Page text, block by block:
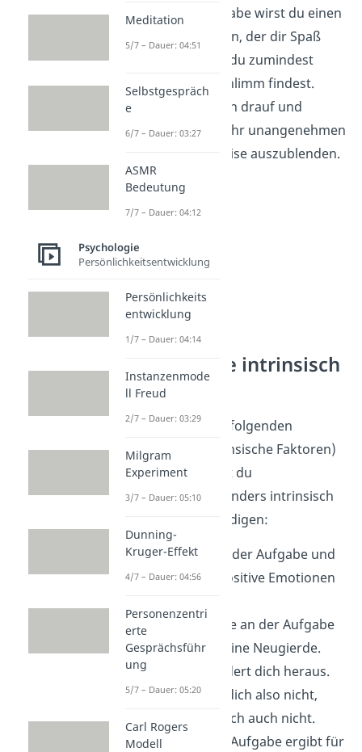
(fast) jeder Aufgabe wirst du einen
kleinen Teil finden, der dir Spaß
macht oder den du zumindest
nicht ganz so schlimm findest.
Konzentriere dich drauf und
versuche, den sehr unangenehmen
Teil auf diese Weise auszublenden.
Aufgaben, die intrinsisch
motivieren
Wenn Aufgaben die folgenden
Eigenschaften (Intrinsische Faktoren)
aufweisen, dann bist du
wahrscheinlich besonders intrinsisch
motiviert, sie zu erledigen:
Du hast Spaß an der Aufgabe und
sie ruft bei dir positive Emotionen
Du hast Interesse an der Aufgabe
und sie weckt deine Neugierde.
Die Aufgabe fordert dich heraus.
Sie überfordert dich also nicht,
aber langweilt dich auch nicht.
Das Erfüllen der Aufgabe ergibt für
Meditation
5/7 – Dauer: 04:51
Selbstgespräch
e
6/7 – Dauer: 03:27
ASMR
Bedeutung
7/7 – Dauer: 04:12
Psychologie
Persönlichkeitsentwicklung
Persönlichkeits
entwicklung
1/7 – Dauer: 04:14
Instanzenmode
ll Freud
2/7 – Dauer: 03:29
Milgram
Experiment
3/7 – Dauer: 05:10
Dunning-
Kruger-Effekt
4/7 – Dauer: 04:56
Personenzentri
erte
Gesprächsführ
ung
5/7 – Dauer: 05:20
Carl Rogers
Modell